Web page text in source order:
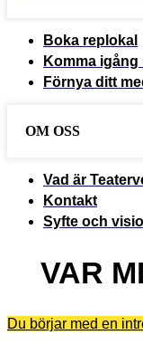
Boka replokal
Komma
Förnya ditt
OM OSS
Vad är
Kontakt
Syfte och
VAR
Du börjar med en